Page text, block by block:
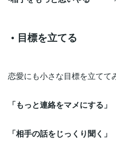
• 目標を立てる
恋愛にも小さな目標を立てて
「もっと連絡をマメにする」
「相手の話をじっくり聞く」